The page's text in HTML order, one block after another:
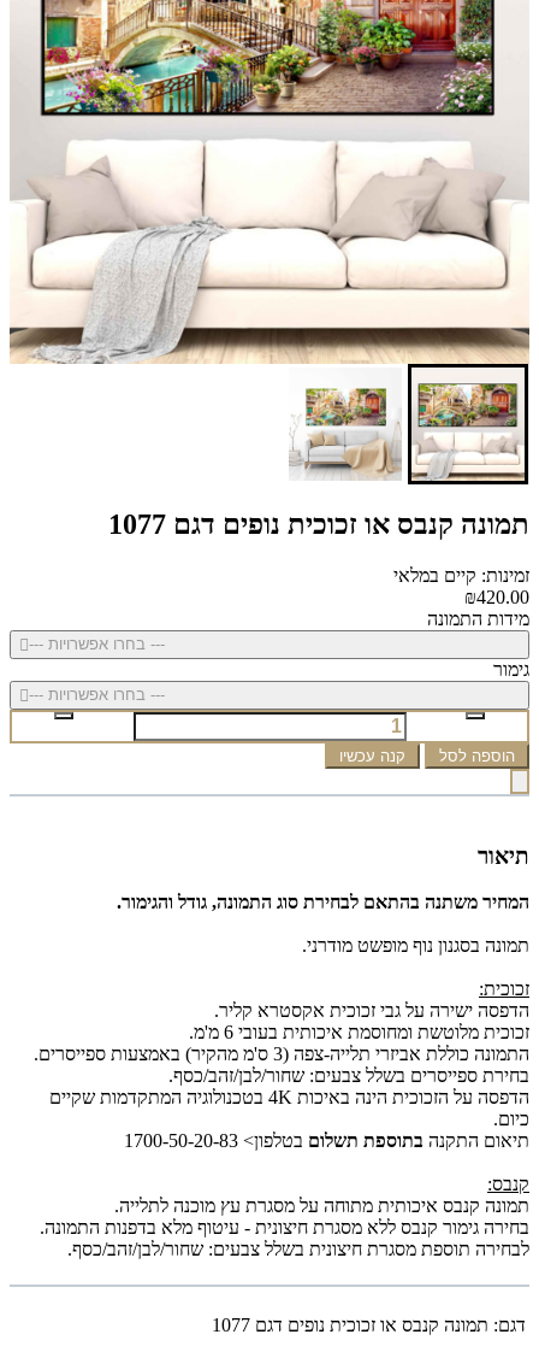
תמונה קנבס או זכוכית נופים דגם 1077
זמינות: קיים במלאי
₪420.00
מידות התמונה
--- בחרו אפשרויות ---
גימור
--- בחרו אפשרויות ---
הוספה לסל קנה עכשיו
תיאור
המחיר משתנה בהתאם לבחירת סוג התמונה, גודל והגימור.
תמונה בסגנון נוף מופשט מודרני.
זכוכית:
הדפסה ישירה על גבי זכוכית אקסטרא קליר.
זכוכית מלוטשת ומחוסמת איכותית בעובי 6 מ'מ.
התמונה כוללת אביזרי תלייה-צפה (3 ס'מ מהקיר) באמצעות ספייסרים.
בחירת ספייסרים בשלל צבעים: שחור/לבן/זהב/כסף.
הדפסה על הזכוכית הינה באיכות 4K בטכנולוגיה המתקדמות שקיים
כיום.
תיאום התקנה בתוספת תשלום בטלפון> 1700-50-20-83
קנבס:
תמונה קנבס איכותית מתוחה על מסגרת עץ מוכנה לתלייה.
בחירה גימור קנבס ללא מסגרת חיצונית - עיטוף מלא בדפנות התמונה.
לבחירה תוספת מסגרת חיצונית בשלל צבעים: שחור/לבן/זהב/כסף.
דגם: תמונה קנבס או זכוכית נופים דגם 1077